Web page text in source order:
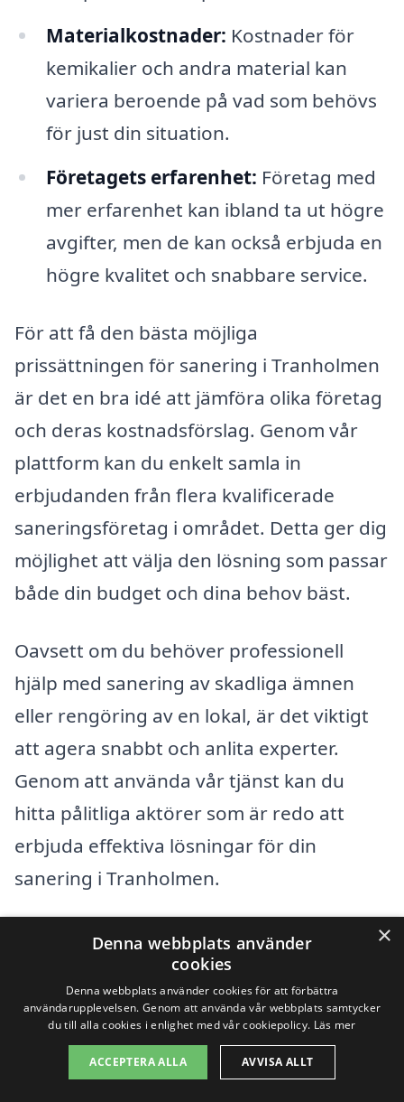
Materialkostnader: Kostnader för
kemikalier och andra material kan
variera beroende på vad som behövs
för just din situation.
Företagets erfarenhet: Företag med
mer erfarenhet kan ibland ta ut högre
avgifter, men de kan också erbjuda en
högre kvalitet och snabbare service.
För att få den bästa möjliga
prissättningen för sanering i Tranholmen
är det en bra idé att jämföra olika företag
och deras kostnadsförslag. Genom vår
plattform kan du enkelt samla in
erbjudanden från flera kvalificerade
saneringsföretag i området. Detta ger dig
möjlighet att välja den lösning som passar
både din budget och dina behov bäst.
Oavsett om du behöver professionell
hjälp med sanering av skadliga ämnen
eller rengöring av en lokal, är det viktigt
att agera snabbt och anlita experter.
Genom att använda vår tjänst kan du
hitta pålitliga aktörer som är redo att
erbjuda effektiva lösningar för din
sanering i Tranholmen.
Få 3 erbjudanden, gratis och utan
Sök efter en
×
Denna webbplats använder
cookies
Denna webbplats använder cookies för att förbättra
användarupplevelsen. Genom att använda vår webbplats samtycker
du till alla cookies i enlighet med vår cookiepolicy. Läs mer
ACCEPTERA ALLA AVVISA ALLT